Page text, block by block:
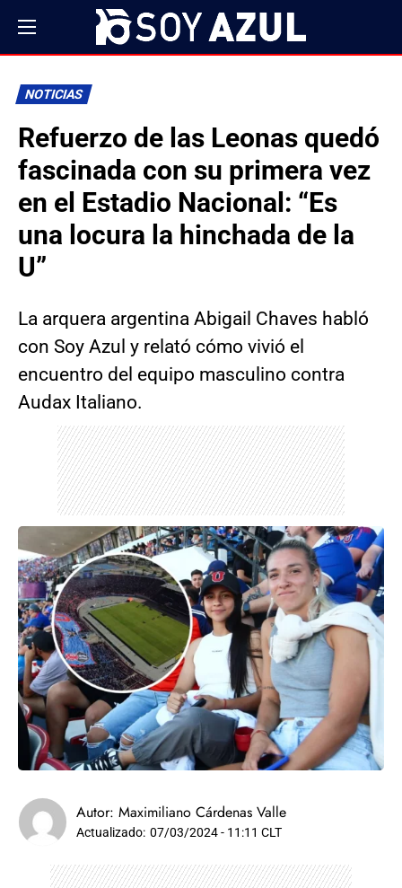
NOTICIAS
Refuerzo de las Leonas quedó
fascinada con su primera vez
en el Estadio Nacional: “Es
una locura la hinchada de la
U”
La arquera argentina Abigail Chaves habló
con Soy Azul y relató cómo vivió el
encuentro del equipo masculino contra
Audax Italiano.
Autor: Maximiliano Cárdenas Valle
Actualizado: 07/03/2024 - 11:11 CLT